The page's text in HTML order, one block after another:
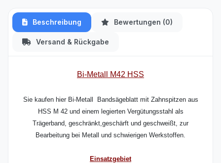
Beschreibung Bewertungen (0)
Versand & Rückgabe
Bi-Metall M42 HSS
Sie kaufen hier Bi-Metall Bandsägeblatt mit Zahnspitzen aus
HSS M 42 und einem legierten Vergütungsstahl als
Trägerband, geschränkt,geschärft und geschweißt, zur
Bearbeitung bei Metall und schwierigen Werkstoffen.
Einsatzgebiet